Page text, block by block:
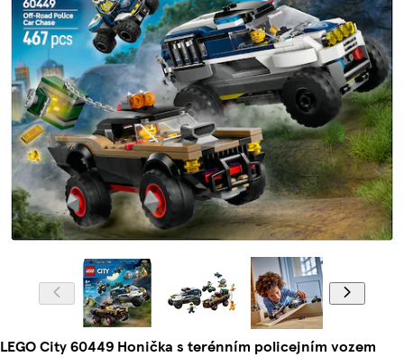
LEGO City 60449 Honička s terénním policejním vozem